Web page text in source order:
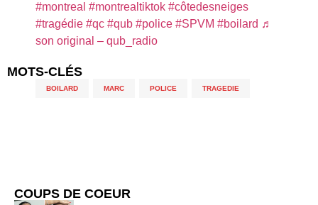
#montreal #montrealtiktok #côtedesneiges
#tragédie #qc #qub #police #SPVM #boilard ♬
son original – qub_radio
MOTS-CLÉS
BOILARD MARC POLICE TRAGEDIE
COUPS DE COEUR